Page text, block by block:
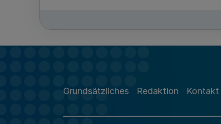
Grundsätzliches Redaktion Kontakt